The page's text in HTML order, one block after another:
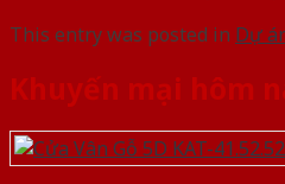
This entry was posted in Dự
Khuyến mại hôm